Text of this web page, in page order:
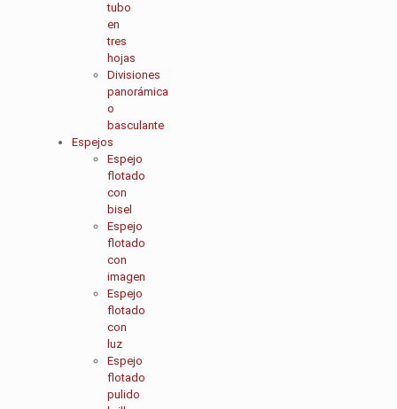
tubo
en
tres
hojas
Divisiones
panorámica
o
basculante
Espejos
Espejo
flotado
con
bisel
Espejo
flotado
con
imagen
Espejo
flotado
con
luz
Espejo
flotado
pulido